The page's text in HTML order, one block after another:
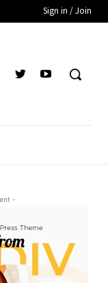
Sign in / Join
-